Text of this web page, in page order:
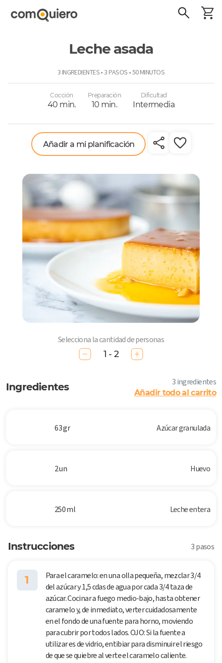
Leche asada
3 INGREDIENTES • 3 PASOS • 50 MINUTOS
Cocción
40 min.
Preparación
10 min.
Dificultad
Intermedia
Añadir a mi planificación
Selecciona la cantidad de personas
1 - 2
Ingredientes 3 ingredientes
Añadir todo al carrito
63 gr Azúcar granulada
2 un Huevo
250 ml Leche entera
Instrucciones 3 pasos
1
Para el caramelo: en una olla pequeña, mezclar 3/4
del azúcar y 1,5 cdas de agua por cada 3/4 taza de
azúcar. Cocinar a fuego medio-bajo, hasta obtener
caramelo y, de inmediato, verter cuidadosamente
en el fondo de una fuente para horno, moviendo
para cubrir por todos lados. OJO: Si la fuente a
utilizar es de vidrio, entibiar para disminuir el riesgo
de que se quiebre al verte el caramelo caliente.